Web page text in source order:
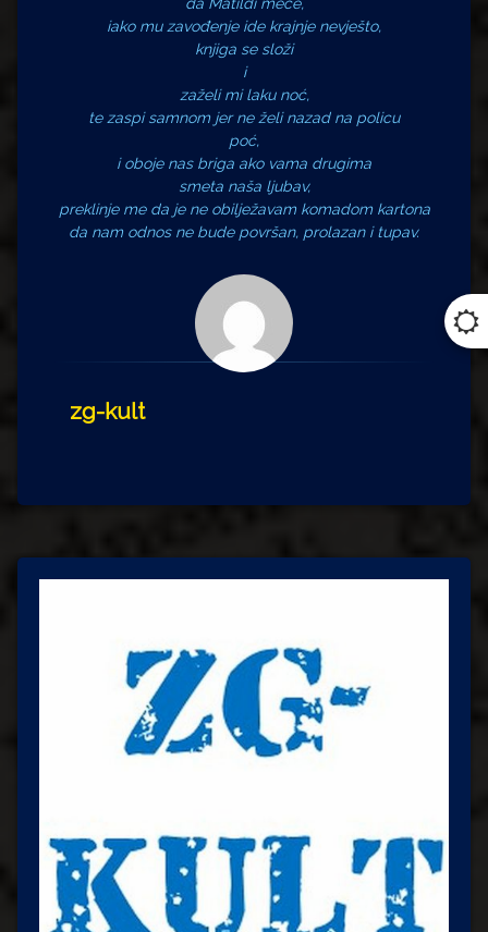
iako mu zavođenje ide krajnje nevješto,
knjiga se složi
i
zaželi mi laku noć,
te zaspi samnom jer ne želi nazad na policu
poć,
i oboje nas briga ako vama drugima
smeta naša ljubav,
preklinje me da je ne obilježavam komadom kartona
da nam odnos ne bude površan, prolazan i tupav.
zg-kult